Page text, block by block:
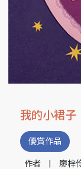
我的小裙子
優賞作品
作者
廖梓